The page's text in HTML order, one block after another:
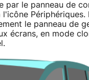
par le panneau de
le panneau de
écrans, en mode